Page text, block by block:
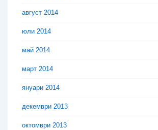
август 2014
юли 2014
май 2014
март 2014
януари 2014
декември 2013
октомври 2013